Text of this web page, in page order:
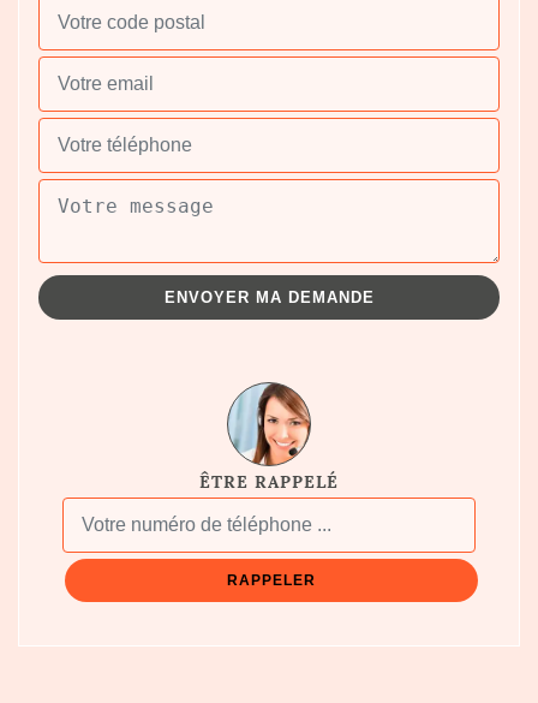
ÊTRE RAPPELÉ